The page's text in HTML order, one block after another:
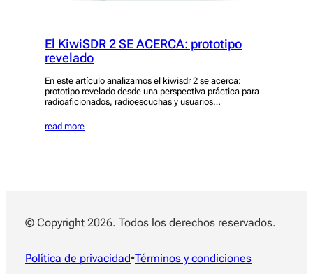
El KiwiSDR 2 SE ACERCA: prototipo
revelado
En este artículo analizamos el kiwisdr 2 se acerca:
prototipo revelado desde una perspectiva práctica para
radioaficionados, radioescuchas y usuarios…
read more
© Copyright 2026. Todos los derechos reservados.
Política de privacidad•Términos y condiciones